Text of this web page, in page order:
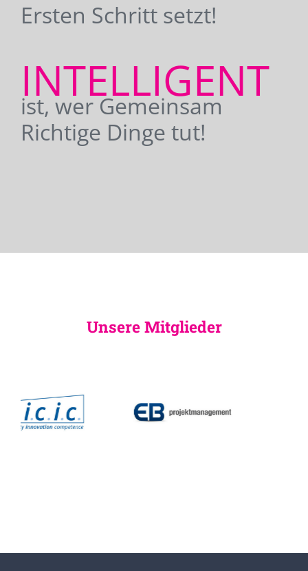
Ersten Schritt setzt!
INTELLIGENT
ist, wer Gemeinsam
Richtige Dinge tut!
Unsere Mitglieder